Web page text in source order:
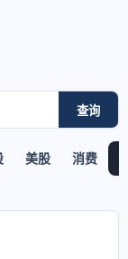
查询
美股 消费